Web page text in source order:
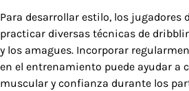
Para desarrollar estilo, los jugadores
practicar diversas técnicas de
y los amagues. Incorporar
en el entrenamiento puede ayudar a
muscular y confianza durante los